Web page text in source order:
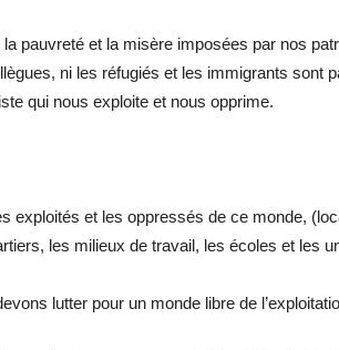
la pauvreté et la misère imposées par nos
ni les réfugiés et les immigrants sont
qui nous exploite et nous opprime.
exploités et les oppressés de ce monde,
les milieux de travail, les écoles et les
lutter pour un monde libre de